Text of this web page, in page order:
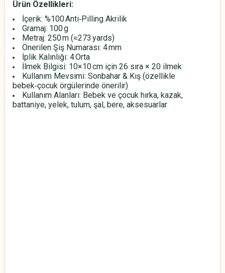
Ürün Özellikleri:
İçerik: %100 Anti‑Pilling Akrilik
Gramaj: 100 g
Metraj: 250 m (≈273 yards)
Önerilen Şiş Numarası: 4 mm
İplik Kalınlığı: 4 Orta
İlmek Bilgisi: 10×10 cm için 26 sıra × 20 ilmek
Kullanım Mevsimi: Sonbahar & Kış (özellikle
bebek‑çocuk örgülerinde önerilir)
Kullanım Alanları: Bebek ve çocuk hırka, kazak,
battaniye, yelek, tulum, şal, bere, aksesuarlar